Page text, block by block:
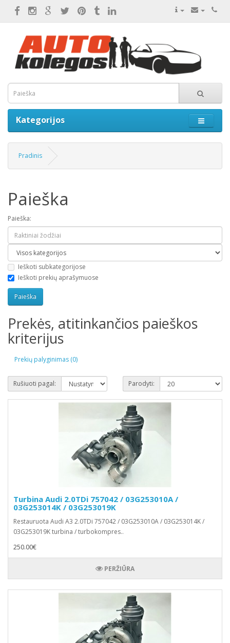
Kategorijos
Pradinis
Paieška
Paieška:
Ieškoti subkategorijose
Ieškoti prekių aprašymuose
Prekės, atitinkančios paieškos
kriterijus
Prekių palyginimas (0)
Rušiuoti pagal: Parodyti:
Turbina Audi 2.0TDi 757042 / 03G253010A /
03G253014K / 03G253019K
Restauruota Audi A3 2.0TDi 757042 / 03G253010A / 03G253014K /
03G253019K turbina / turbokompres..
250.00€
PERŽIŪRA